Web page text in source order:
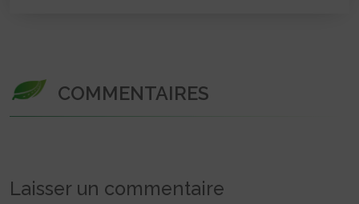
COMMENTAIRES
Laisser un commentaire